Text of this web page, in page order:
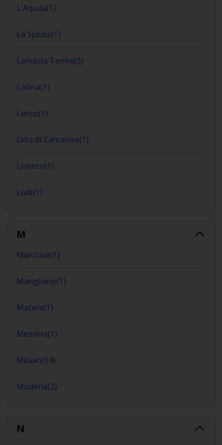
L'Aquila(1)
La Spezia(1)
Lamezia Terme(3)
Latina(1)
Lecco(1)
Lido di Camaiore(1)
Livorno(1)
Lodi(1)
M
Mantova(1)
Marigliano(1)
Matera(1)
Messina(1)
Milaan(14)
Modena(2)
N